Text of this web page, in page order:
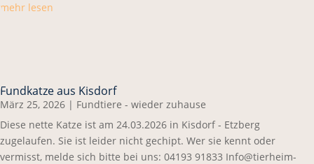
mehr lesen
Fundkatze aus Kisdorf
März 25, 2026 | Fundtiere - wieder zuhause
Diese nette Katze ist am 24.03.2026 in Kisdorf - Etzberg
zugelaufen. Sie ist leider nicht gechipt. Wer sie kennt oder
vermisst, melde sich bitte bei uns: 04193 91833 Info@tierheim-